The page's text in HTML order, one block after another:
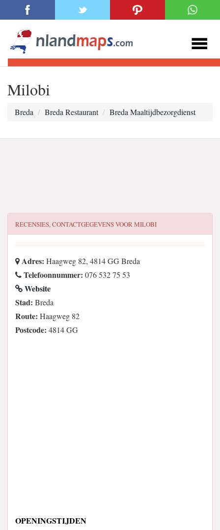
Milobi
Breda Breda Restaurant Breda Maaltijdbezorgdienst
RECENSIES, CONTACTGEGEVENS VOORMILOBI
Adres: Haagweg 82, 4814 GG Breda
Telefoonnummer: 076 532 75 53
Website
Stad: Breda
Route: Haagweg 82
Postcode: 4814 GG
OPENINGSTIJDEN